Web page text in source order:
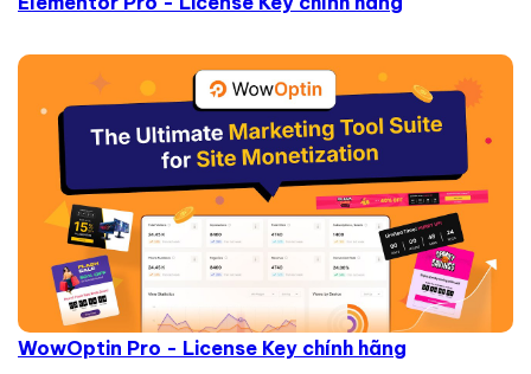
WowOptin Pro - License Key chính hãng